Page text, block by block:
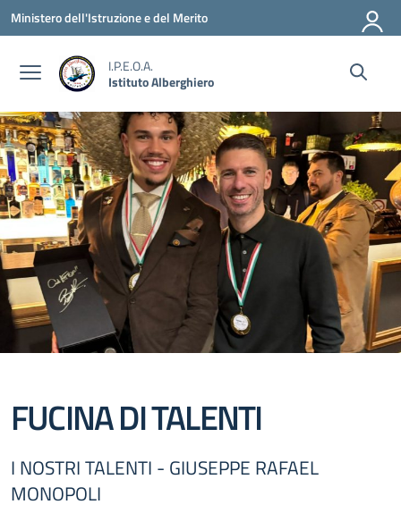
Vai ai contenuti
Vai al menu di navigazione
Vai al footer
Ministero dell'Istruzione e del Merito
I.P.E.O.A.
Istituto Alberghiero
FUCINA DI TALENTI
I NOSTRI TALENTI - GIUSEPPE RAFAEL
MONOPOLI